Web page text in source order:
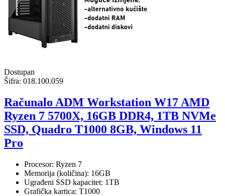
Dostupan
Šifra: 018.100.059
Računalo ADM Workstation W17 AMD
Ryzen 7 5700X, 16GB DDR4, 1TB NVMe
SSD, Quadro T1000 8GB, Windows 11
Pro
Procesor: Ryzen 7
Memorija (količina): 16GB
Ugrađeni SSD kapacitet: 1TB
Grafička kartica: T1000